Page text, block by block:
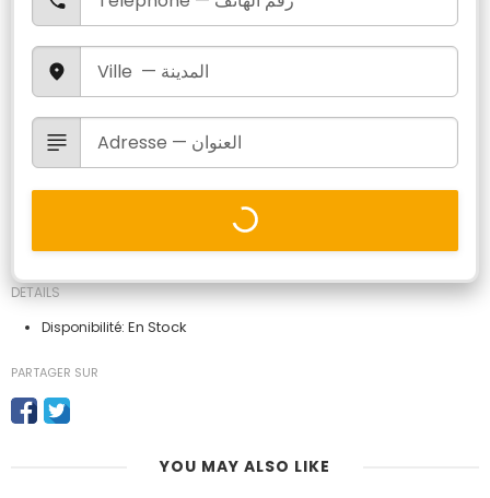
DETAILS
Disponibilité: En Stock
PARTAGER SUR
YOU MAY ALSO LIKE